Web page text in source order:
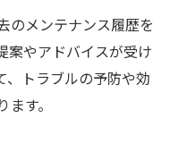
のメンテナンス履歴を
案やアドバイスが受け
、トラブルの予防や効
す。